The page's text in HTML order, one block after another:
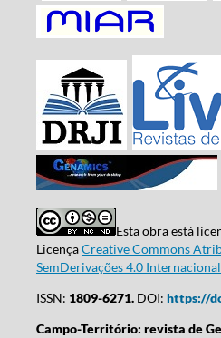
Esta obra está
LicençaCreative Commons
SemDerivações 4.0 Internacional
ISSN: 1809-6271.DOI: https://
Campo-Território: revista de